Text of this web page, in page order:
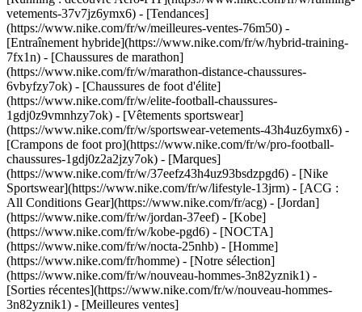
vetements-37v7jz6ymx6) - [Tendances]
(https://www.nike.com/fr/w/meilleures-ventes-76m50) -
[Entraînement hybride](https://www.nike.com/fr/w/hybrid-training-
7fx1n) - [Chaussures de marathon]
(https://www.nike.com/fr/w/marathon-distance-chaussures-
6vbyfzy7ok) - [Chaussures de foot d'élite]
(https://www.nike.com/fr/w/elite-football-chaussures-
1gdj0z9vmnhzy7ok) - [Vêtements sportswear]
(https://www.nike.com/fr/w/sportswear-vetements-43h4uz6ymx6) -
[Crampons de foot pro](https://www.nike.com/fr/w/pro-football-
chaussures-1gdj0z2a2jzy7ok) - [Marques]
(https://www.nike.com/fr/w/37eefz43h4uz93bsdzpgd6) - [Nike
Sportswear](https://www.nike.com/fr/w/lifestyle-13jrm) - [ACG :
All Conditions Gear](https://www.nike.com/fr/acg) - [Jordan]
(https://www.nike.com/fr/w/jordan-37eef) - [Kobe]
(https://www.nike.com/fr/w/kobe-pgd6) - [NOCTA]
(https://www.nike.com/fr/w/nocta-25nhb) - [Homme]
(https://www.nike.com/fr/homme) - [Notre sélection]
(https://www.nike.com/fr/w/nouveau-hommes-3n82yznik1) -
[Sorties récentes](https://www.nike.com/fr/w/nouveau-hommes-
3n82yznik1) - [Meilleures ventes]